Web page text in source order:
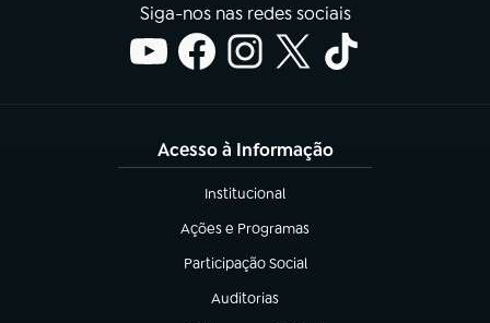
Siga-nos nas redes sociais
Acesso à Informação
Institucional
(abre em nova aba)
Ações e Programas
(abre em nova aba)
Participação Social
(abre em nova aba)
Auditorias
(abre em nova aba)